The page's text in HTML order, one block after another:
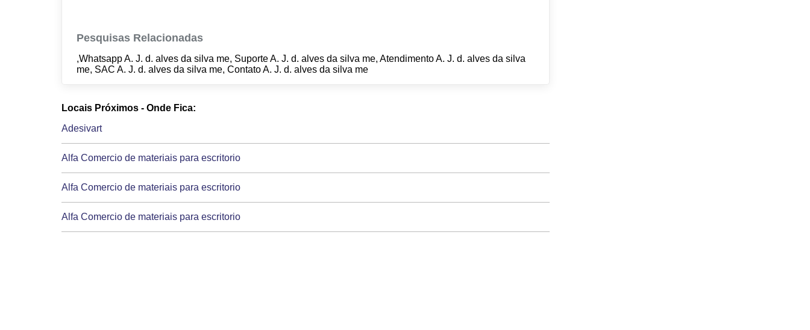
Pesquisas Relacionadas
,Whatsapp A. J. d. alves da silva me, Suporte A. J. d. alves da silva me, Atendimento A. J. d. alves da silva
me, SAC A. J. d. alves da silva me, Contato A. J. d. alves da silva me
Locais Próximos - Onde Fica:
Adesivart
Alfa Comercio de materiais para escritorio
Alfa Comercio de materiais para escritorio
Alfa Comercio de materiais para escritorio